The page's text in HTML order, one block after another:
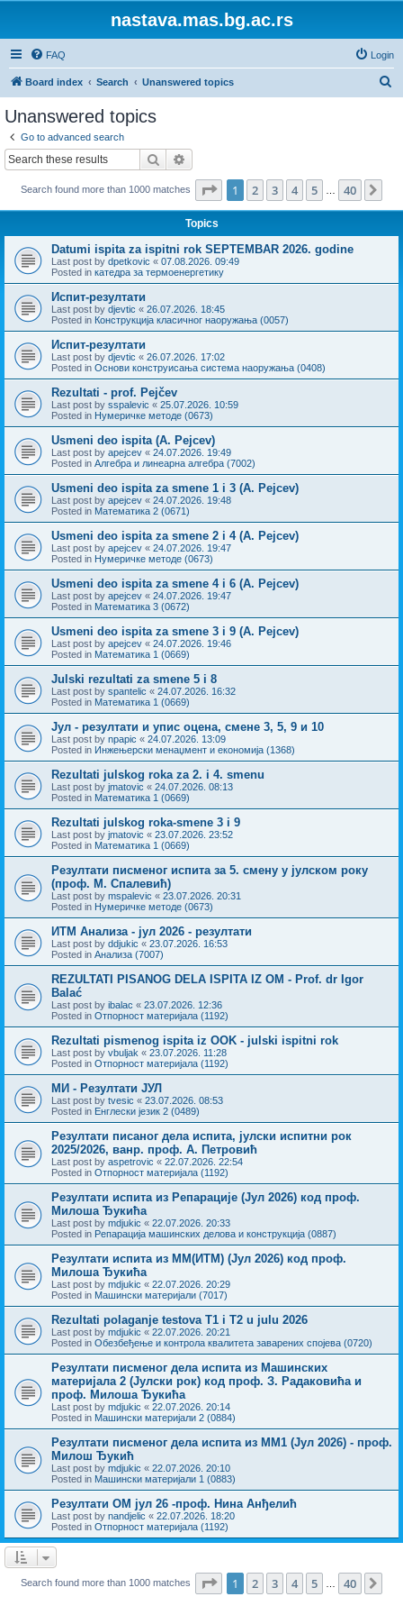
nastava.mas.bg.ac.rs
FAQ Login
Board index Search Unanswered topics
Unanswered topics
Go to advanced search
Search
Search found more than 1000 matches Page 1of 40
1 2 3 4 5 40
Topics
Datumi ispita za ispitni rok SEPTEMBAR 2026. godine
Last post by dpetkovic « 07.08.2026. 09:49
Posted in катедра за термоенергетику
Испит-резултати
Last post by djevtic « 26.07.2026. 18:45
Posted in Конструкција класичног наоружања (0057)
Испит-резултати
Last post by djevtic « 26.07.2026. 17:02
Posted in Основи конструисања система наоружања (0408)
Rezultati - prof. Pejčev
Last post by sspalevic « 25.07.2026. 10:59
Posted in Нумеричке методе (0673)
Usmeni deo ispita (A. Pejcev)
Last post by apejcev « 24.07.2026. 19:49
Posted in Алгебра и линеарна алгебра (7002)
Usmeni deo ispita za smene 1 i 3 (A. Pejcev)
Last post by apejcev « 24.07.2026. 19:48
Posted in Математика 2 (0671)
Usmeni deo ispita za smene 2 i 4 (A. Pejcev)
Last post by apejcev « 24.07.2026. 19:47
Posted in Нумеричке методе (0673)
Usmeni deo ispita za smene 4 i 6 (A. Pejcev)
Last post by apejcev « 24.07.2026. 19:47
Posted in Математика 3 (0672)
Usmeni deo ispita za smene 3 i 9 (A. Pejcev)
Last post by apejcev « 24.07.2026. 19:46
Posted in Математика 1 (0669)
Julski rezultati za smene 5 i 8
Last post by spantelic « 24.07.2026. 16:32
Posted in Математика 1 (0669)
Јул - резултати и упис оцена, смене 3, 5, 9 и 10
Last post by npapic « 24.07.2026. 13:09
Posted in Инжењерски менаџмент и економија (1368)
Rezultati julskog roka za 2. i 4. smenu
Last post by jmatovic « 24.07.2026. 08:13
Posted in Математика 1 (0669)
Rezultati julskog roka-smene 3 i 9
Last post by jmatovic « 23.07.2026. 23:52
Posted in Математика 1 (0669)
Резултати писменог испита за 5. смену у јулском року
(проф. М. Спалевић)
Last post by mspalevic « 23.07.2026. 20:31
Posted in Нумеричке методе (0673)
ИТМ Анализа - јул 2026 - резултати
Last post by ddjukic « 23.07.2026. 16:53
Posted in Анализа (7007)
REZULTATI PISANOG DELA ISPITA IZ OM - Prof. dr Igor
Balać
Last post by ibalac « 23.07.2026. 12:36
Posted in Отпорност материјала (1192)
Rezultati pismenog ispita iz OOK - julski ispitni rok
Last post by vbuljak « 23.07.2026. 11:28
Posted in Отпорност материјала (1192)
МИ - Резултати ЈУЛ
Last post by tvesic « 23.07.2026. 08:53
Posted in Енглески језик 2 (0489)
Резултати писаног дела испита, јулски испитни рок
2025/2026, ванр. проф. А. Петровић
Last post by aspetrovic « 22.07.2026. 22:54
Posted in Отпорност материјала (1192)
Резултати испита из Репарације (Јул 2026) код проф.
Милоша Ђукића
Last post by mdjukic « 22.07.2026. 20:33
Posted in Репарација машинских делова и конструкција (0887)
Резултати испита из МM(ИТМ) (Јул 2026) код проф.
Милоша Ђукића
Last post by mdjukic « 22.07.2026. 20:29
Posted in Машински материјали (7017)
Rezultati polaganje testova Т1 i T2 u julu 2026
Last post by mdjukic « 22.07.2026. 20:21
Posted in Обезбеђење и контрола квалитета заварених спојева (0720)
Резултати писменог дела испита из Машинских
материјала 2 (Јулски рок) код проф. З. Радаковића и
проф. Милоша Ђукића
Last post by mdjukic « 22.07.2026. 20:14
Posted in Машински материјали 2 (0884)
Резултати писменог дела испита из МM1 (Јул 2026) - проф.
Милош Ђукић
Last post by mdjukic « 22.07.2026. 20:10
Posted in Машински материјали 1 (0883)
Резултати ОМ јул 26 -проф. Нина Анђелић
Last post by nandjelic « 22.07.2026. 18:20
Posted in Отпорност материјала (1192)
Search found more than 1000 matches Page 1of 40
1 2 3 4 5 40